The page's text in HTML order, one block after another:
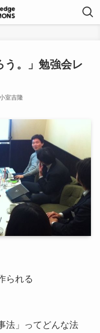
う。」勉強会レ
室吉隆
られる
法」ってどんな法